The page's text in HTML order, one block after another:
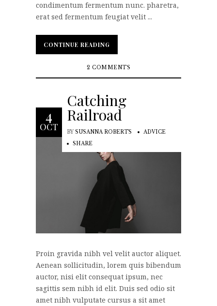
condimentum fermentum nunc. pharetra,
erat sed fermentum feugiat velit ...
CONTINUE READING
CONTINUE READING
2 COMMENTS
4
OCT
Catching
Railroad
BY SUSANNA ROBERTS
ADVICE
SHARE
Proin gravida nibh vel velit auctor aliquet.
Aenean sollicitudin, lorem quis bibendum
auctor, nisi elit consequat ipsum, nec
sagittis sem nibh id elit. Duis sed odio sit
amet nibh vulputate cursus a sit amet